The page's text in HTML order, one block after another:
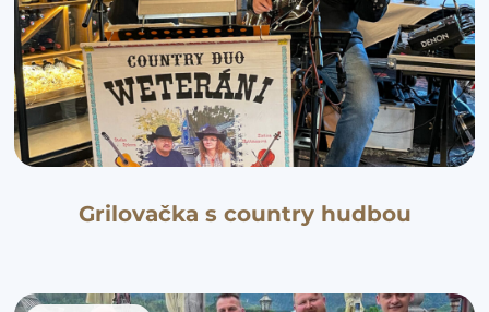
Grilovačka s country hudbou